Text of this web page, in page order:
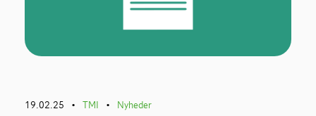
19.02.25 • TMI • Nyheder